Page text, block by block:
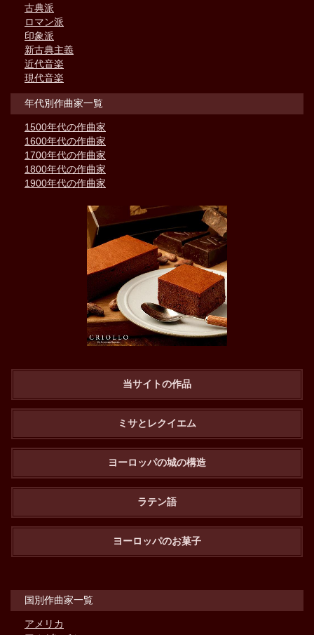
古典派
ロマン派
印象派
新古典主義
近代音楽
現代音楽
年代別作曲家一覧
1500年代の作曲家
1600年代の作曲家
1700年代の作曲家
1800年代の作曲家
1900年代の作曲家
当サイトの作品
ミサとレクイエム
ヨーロッパの城の構造
ラテン語
ヨーロッパのお菓子
国別作曲家一覧
アメリカ